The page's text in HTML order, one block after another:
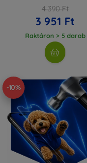
4 390 Ft
3 951 Ft
Raktáron > 5 darab
-10%